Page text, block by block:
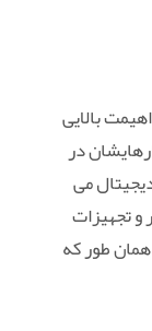
بالایی
در
می
و تجهیزات
طور که